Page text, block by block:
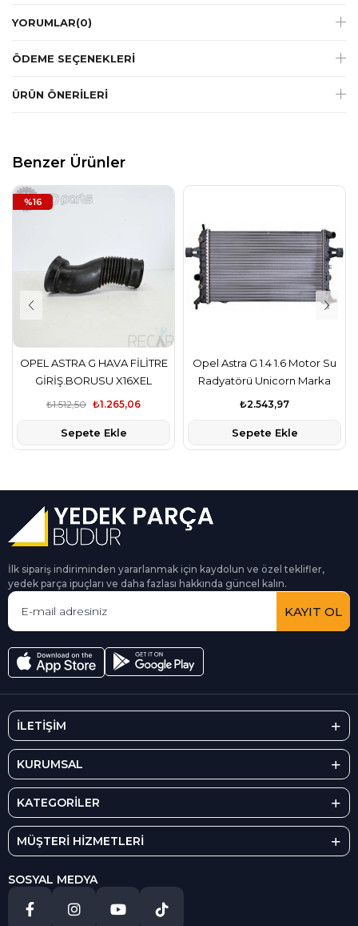
YORUMLAR(0)
ÖDEME SEÇENEKLERI
ÜRÜN ÖNERILERI
Benzer Ürünler
OPEL ASTRA G HAVA FİLİTRE
GİRİŞ.BORUSU X16XEL
₺1.265,06
₺1.512,50
Sepete Ekle
%16
Opel Astra G 1.4 1.6 Motor Su
Radyatörü Unicorn Marka
₺2.543,97
Sepete Ekle
İlk sipariş indiriminden yararlanmak için kaydolun ve özel teklifler,
yedek parça ipuçları ve daha fazlası hakkında güncel kalın.
KAYIT OL
İLETİŞİM
KURUMSAL
KATEGORİLER
MÜŞTERİ HİZMETLERİ
SOSYAL MEDYA